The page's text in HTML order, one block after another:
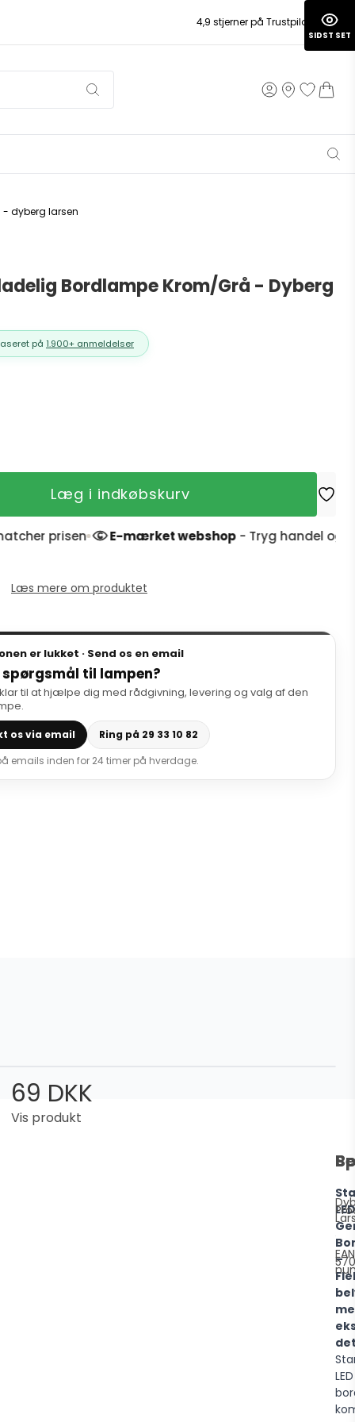
4,9 stjerner på Trustpilot
dyberg larsen
Bordlampe Krom/Grå - Dyberg
på 1.900+ anmeldelser
Læg i indkøbskurv
prisen E-mærket webshop- Tryg handel og 4,9
Læs mere om produktet
er lukket · Send os en email
spørgsmål til lampen?
til at hjælpe dig med rådgivning, levering og valg af den
os via email
Ring på 29 33 10 82
emails inden for 24 timer på hverdage.
69 DKK
Vis produkt
LED
–
LED
SIDST SET